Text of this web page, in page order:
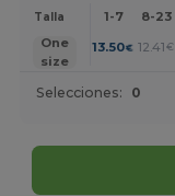
Talla 1-7 8-23
One
size
13.50€ 12.41 €
Selecciones: 0